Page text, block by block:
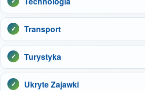
Transport
Turystyka
Ukryte Zajawki